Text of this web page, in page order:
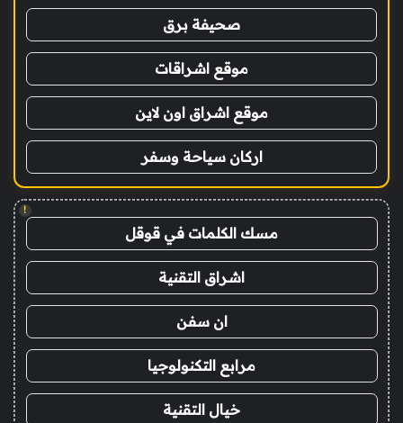
صحيفة برق
موقع اشراقات
موقع اشراق اون لاين
اركان سياحة وسفر
!
مسك الكلمات في قوقل
اشراق التقنية
ان سفن
مرابع التكنولوجيا
خيال التقنية